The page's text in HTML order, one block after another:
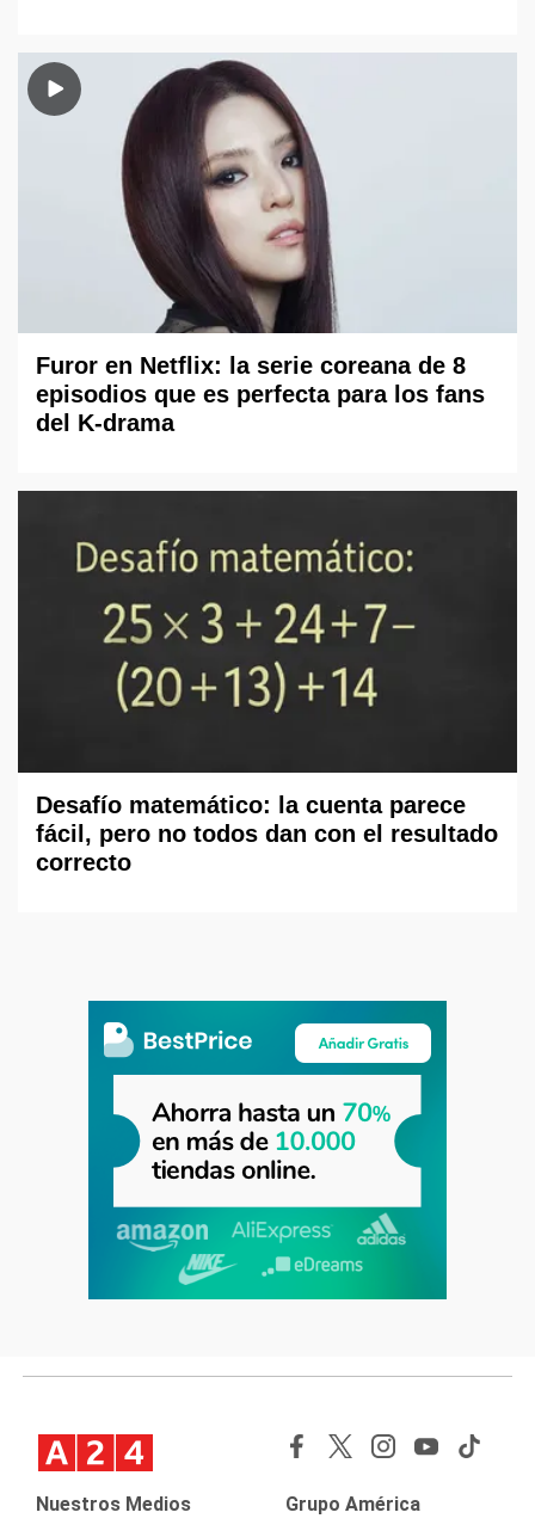
Furor en Netflix: la serie coreana de 8
episodios que es perfecta para los fans
del K-drama
Desafío matemático: la cuenta parece
fácil, pero no todos dan con el resultado
correcto
Nuestros Medios Grupo América